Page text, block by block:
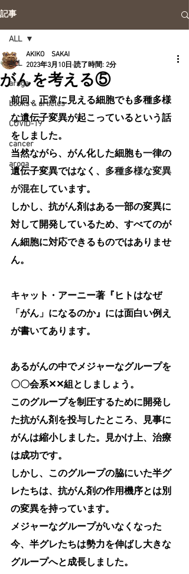
記事
ALL
aroga
books & articles
COVID-19
cancer
aroga
ALL
がんを考える⑤
AKIKO SAKAI
2023年3月10日 読了時間: 2分
前回、正常に見える細胞でも多種多様
な遺伝子変異が起こっているという話
をしました。
当然ながら、がん化した細胞も一律の
遺伝子変異ではなく、 多種多様な変異
が混在しています。
しかし、抗がん剤はある一部の変異に
対して開発しているため、すべてのが
ん細胞に対応できるものではありませ
ん。
キャット・アーニー著『ヒトはなぜ
「がん」になるのか』には面白い例え
が書いてあります。
あるがんの中でメジャーなグループを
〇〇会系✕✕組としましょう。
このグループを制圧するために開発し
た抗がん剤を投与したところ、見事に
がんは縮小しました。見かけ上、治療
は成功です。
しかし、このグループの脇にいた半グ
レたちは、抗がん剤の作用機序とは別
の変異を持っています。
メジャーなグループがいなくなった
今、半グレたちは勢力を伸ばし大きな
グループへと成長しました。